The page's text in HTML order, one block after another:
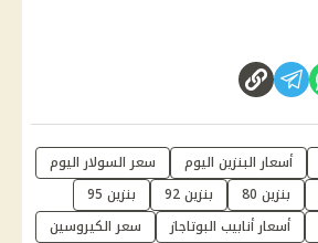
أسعار البنزين اليوم
سعر السولار اليوم
بنزين 80 بنزين 92
بنزين 95
أسعار أنابيب البوتاجاز سعر الكيروسين